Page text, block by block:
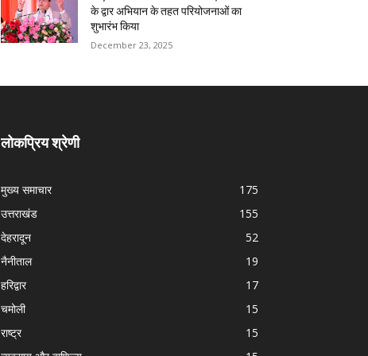
के द्वार अभियान के तहत परियोजनाओं का
शुभारंभ किया
December 23, 2025
लोकप्रिय श्रेणी
मुख्य समाचार
175
उत्तराखंड
155
देहरादून
52
नैनीताल
19
हरिद्वार
17
चमोली
15
राष्ट्र
15